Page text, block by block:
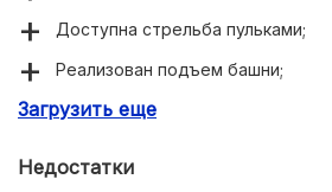
Доступна стрельба пульками;
Реализован подъем башни;
Достоверное исполнение;
Загрузить еще
Недостатки